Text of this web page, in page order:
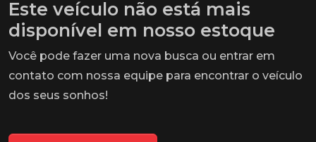
Este veículo não está mais
disponível em nosso estoque
Você pode fazer uma nova busca ou entrar em
contato com nossa equipe para encontrar o veículo
dos seus sonhos!